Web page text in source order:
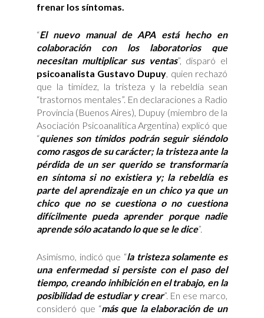
frenar los síntomas.
“El nuevo manual de APA está hecho en
colaboración con los laboratorios que
necesitan multiplicar sus ventas”, disparó el
psicoanalista Gustavo Dupuy , quien rechazó
que la timidez, la tristeza y la rebeldía sean
“trastornos mentales”. En declaraciones a Radio
Provincia (Buenos Aires), Dupuy (miembro de la
Asociación Psicoanalítica Argentina) explicó que
“quienes son tímidos podrán seguir siéndolo
como rasgos de su carácter; la tristeza ante la
pérdida de un ser querido se transformaría
en síntoma si no existiera y; la rebeldía es
parte del aprendizaje en un chico ya que un
chico que no se cuestiona o no cuestiona
difícilmente pueda aprender porque nadie
aprende sólo acatando lo que se le dice”.
Asimismo, indicó que “la tristeza solamente es
una enfermedad si persiste con el paso del
tiempo, creando inhibición en el trabajo, en la
posibilidad de estudiar y crear”. En ese marco,
consideró que “más que la elaboración de un